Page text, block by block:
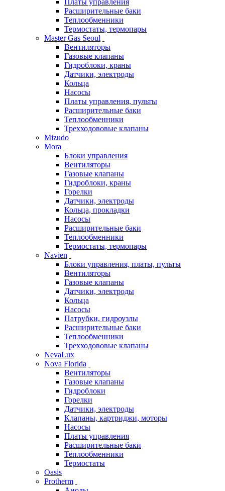
Платы управления
Расширительные баки
Теплообменники
Термостаты, термопары
Master Gas Seoul
Вентиляторы
Газовые клапаны
Гидроблоки, краны
Датчики, электроды
Кольца
Насосы
Платы управления, пульты
Расширительные баки
Теплообменники
Трехходововые клапаны
Mizudo
Mora
Блоки управления
Вентиляторы
Газовые клапаны
Гидроблоки, краны
Горелки
Датчики, электроды
Кольца, прокладки
Насосы
Расширительные баки
Теплообменники
Термостаты, термопары
Navien
Блоки управления, платы, пульты
Вентиляторы
Газовые клапаны
Датчики, электроды
Кольца
Насосы
Патрубки, гидроузлы
Расширительные баки
Теплообменники
Трехходововые клапаны
NevaLux
Nova Florida
Вентиляторы
Газовые клапаны
Гидроблоки
Горелки
Датчики, электроды
Клапаны, картриджи, моторы
Насосы
Платы управления
Расширительные баки
Теплообменники
Термостаты
Oasis
Protherm